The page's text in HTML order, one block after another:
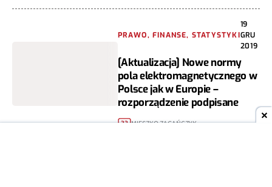
PRAWO, FINANSE, STATYSTYKI
19
GRU
2019
[Aktualizacja] Nowe normy
pola elektromagnetycznego w
Polsce jak w Europie –
rozporządzenie podpisane
33 MIESZKO ZAGAŃCZYK